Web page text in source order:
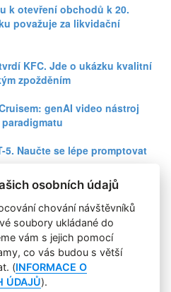
k otevření obchodů k 20.
považuje za likvidační
KFC. Jde o ukázku kvalitní
zpožděním
genAI video nástroj
5. Naučte se lépe promptovat
největší potenciál pro
tvorbu obrázků
mezi spotřebiteli při online
s.r.o. Plné znění licenčních
osobních údajů
chování návštěvníků
soubory ukládané do
vám s jejich pomocí
co vás budou s větší
(INFORMACE O
ÚDAJŮ).